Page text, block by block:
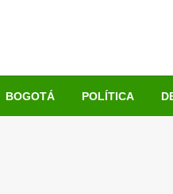
BOGOTÁ POLÍTICA